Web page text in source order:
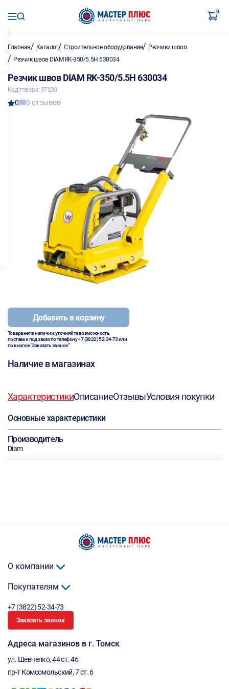
0
Главная/ Каталог/Строительное оборудование/ Резчики швов
/ Резчик швов DIAM RK-350/5.5H 630034
Резчик швов DIAM RK-350/5.5H 630034
Код товара: 37230
0 0 отзывов
Добавить в корзину
Товара нет в наличии, уточняйте возможность
поставки под заказ по телефону+7 (3822) 52-34-73или
по кнопке "Заказать звонок"
Наличие в магазинах
ХарактеристикиОписаниеОтзывыУсловия покупки
Основные характеристики
Производитель
Diam
О компании
Покупателям
+7 (3822) 52-34-73
Заказать звонок
Адреса магазинов в г. Томск
ул. Шевченко, 44 ст. 46
пр-т Комсомольский, 7 ст. 6